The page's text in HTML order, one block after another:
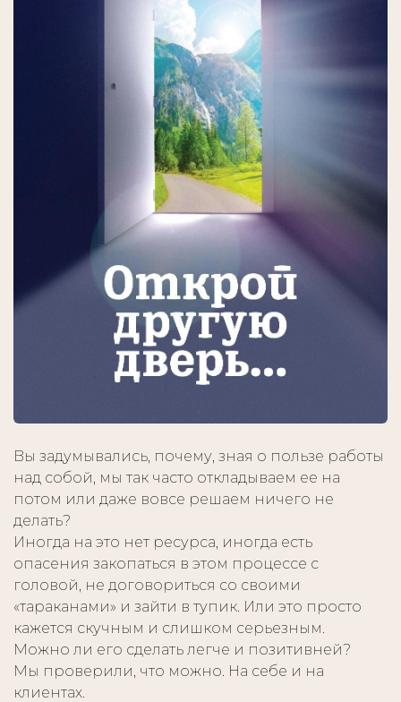
Вы задумывались, почему, зная о пользе работы
над собой, мы так часто откладываем ее на
потом или даже вовсе решаем ничего не
делать?
Иногда на это нет ресурса, иногда есть
опасения закопаться в этом процессе с
головой, не договориться со своими
«тараканами» и зайти в тупик. Или это просто
кажется скучным и слишком серьезным.
Можно ли его сделать легче и позитивней?
Мы проверили, что можно. На себе и на
клиентах.